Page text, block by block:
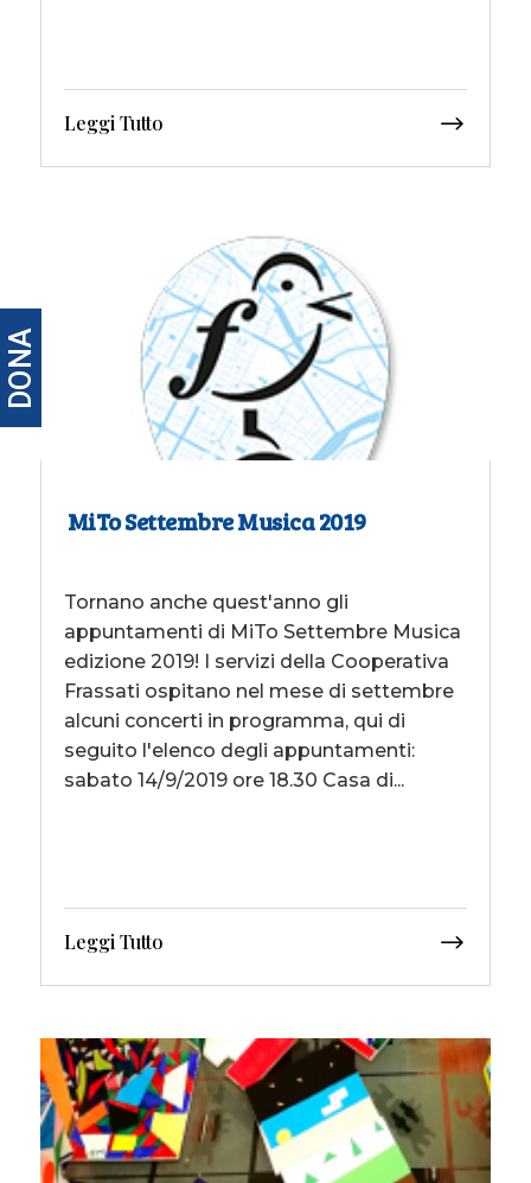
Leggi Tutto
MiTo Settembre Musica 2019
Tornano anche quest'anno gli
appuntamenti di MiTo Settembre Musica
edizione 2019! I servizi della Cooperativa
Frassati ospitano nel mese di settembre
alcuni concerti in programma, qui di
seguito l'elenco degli appuntamenti:
sabato 14/9/2019 ore 18.30 Casa di...
Leggi Tutto
DONA